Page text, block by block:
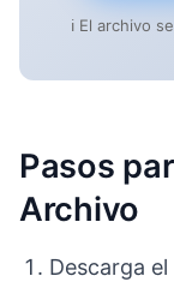
ℹ️ El archivo
Pasos
Archivo
Descarga